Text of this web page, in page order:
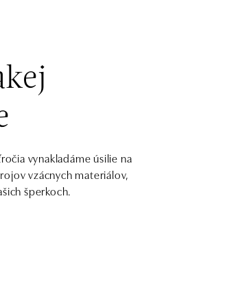
30 Ostrava-Zábřeh
09:00
vynakladáme úsilie na
vzácnych materiálov,
šperkoch.